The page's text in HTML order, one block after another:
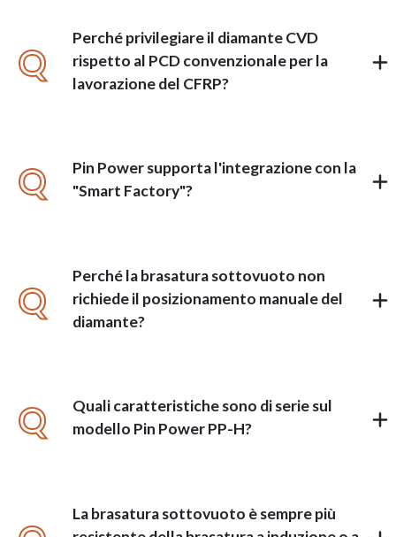
Q
Perché privilegiare il diamante CVD
rispetto al PCD convenzionale per la
lavorazione del CFRP?
Q
Pin Power supporta l'integrazione con la
"Smart Factory"?
Q
Perché la brasatura sottovuoto non
richiede il posizionamento manuale del
diamante?
Q
Quali caratteristiche sono di serie sul
modello Pin Power PP-H?
La brasatura sottovuoto è sempre più